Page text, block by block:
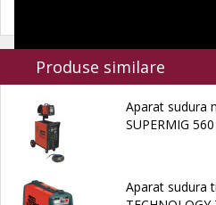
Produse similare
Aparat sudura
SUPERMIG
Aparat sudura